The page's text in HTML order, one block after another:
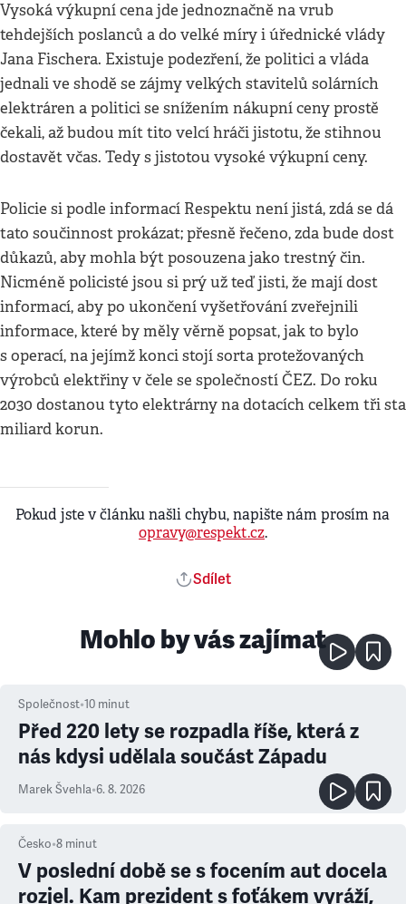
Vysoká výkupní cena jde jednoznačně na vrub
tehdejších poslanců a do velké míry i úřednické vlády
Jana Fischera. Existuje podezření, že politici a vláda
jednali ve shodě se zájmy velkých stavitelů solárních
elektráren a politici se snížením nákupní ceny prostě
čekali, až budou mít tito velcí hráči jistotu, že stihnou
dostavět včas. Tedy s jistotou vysoké výkupní ceny.
Policie si podle informací Respektu není jistá, zdá se dá
tato součinnost prokázat; přesně řečeno, zda bude dost
důkazů, aby mohla být posouzena jako trestný čin.
Nicméně policisté jsou si prý už teď jisti, že mají dost
informací, aby po ukončení vyšetřování zveřejnili
informace, které by měly věrně popsat, jak to bylo
s operací, na jejímž konci stojí sorta protežovaných
výrobců elektřiny v čele se společností ČEZ. Do roku
2030 dostanou tyto elektrárny na dotacích celkem tři sta
miliard korun.
Pokud jste v článku našli chybu, napište nám prosím na
opravy@respekt.cz.
Sdílet
Mohlo by vás zajímat
Společnost•10 minut
Před 220 lety se rozpadla říše, která z
nás kdysi udělala součást Západu
Marek Švehla•6. 8. 2026
Česko•8 minut
V poslední době se s focením aut docela
rozjel. Kam prezident s foťákem vyráží,